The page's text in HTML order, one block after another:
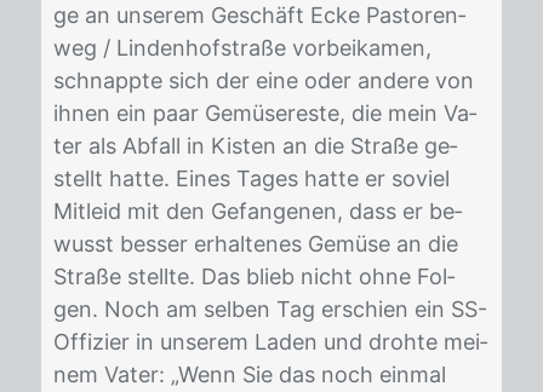
ge an un­se­rem Ge­schäft Ecke Pas­to­ren­
weg / Lin­den­hof­stra­ße vor­bei­ka­men,
schnapp­te sich der eine oder an­de­re von
ih­nen ein paar Ge­mü­se­res­te, die mein Va­
ter als Ab­fall in Kis­ten an die Stra­ße ge­
stellt hat­te. Ei­nes Ta­ges hat­te er so­viel
Mit­leid mit den Ge­fan­ge­nen, dass er be­
wusst bes­ser er­hal­te­nes Ge­mü­se an die
Stra­ße stell­te. Das blieb nicht ohne Fol­
gen. Noch am sel­ben Tag er­schien ein SS-
Of­fi­zier in un­se­rem La­den und droh­te mei­
nem Va­ter: „Wenn Sie das noch ein­mal